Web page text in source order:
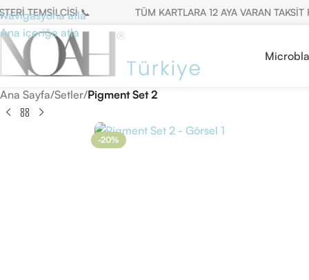
Navigasyona atla
Ana içeriğe atla
📞 TÜM KARTLARA 12 AYA VARAN TAKSİT
Ana Sayfa/Setler/Pigment Set 2
-20%